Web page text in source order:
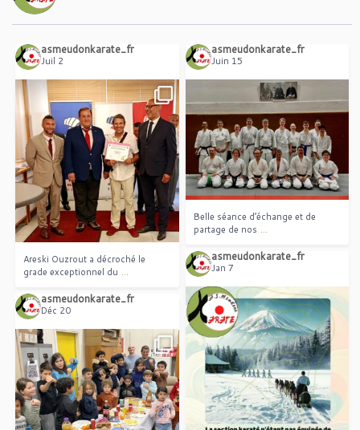
asmeudonkarate_fr
Juil 2
Areski Ouzrout a décroché le
grade exceptionnel du
Areski Ouzrout a décroché le
grade exceptionnel du ...
asmeudonkarate_fr
Juin 15
Belle séance d’échange et de
partage de nos
...
Belle séance d’échange et de
partage de nos ...
asmeudonkarate_fr
Jan 7
Les cours de karaté ne seront pas
assurés le 7
...
asmeudonkarate_fr
Déc 20
Gouter et diner de fin d`année
avec les enfants et
...